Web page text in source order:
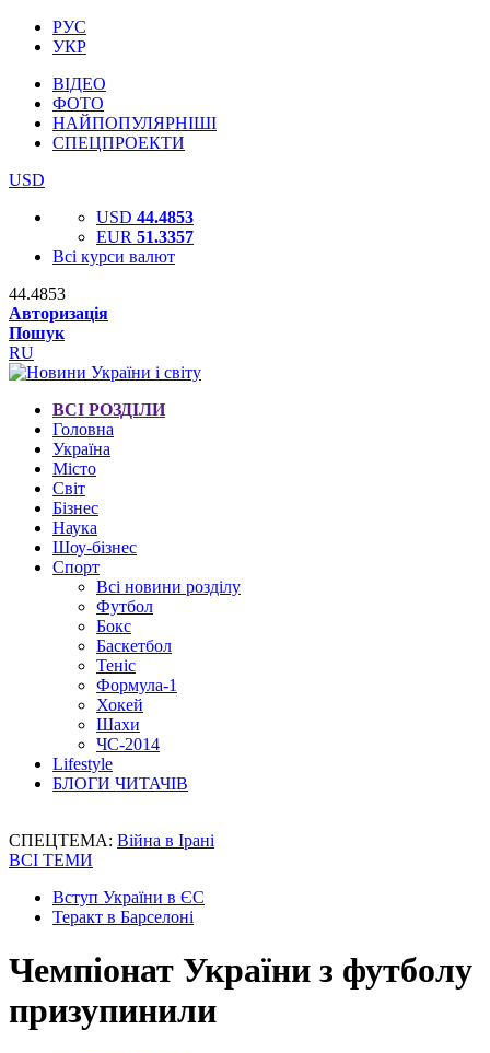
РУС
УКР
ВІДЕО
ФОТО
НАЙПОПУЛЯРНІШІ
СПЕЦПРОЕКТИ
USD
USD 44.4853
EUR 51.3357
Всі курси валют
44.4853
Авторизація
Пошук
RU
ВСІ РОЗДІЛИ
Головна
Україна
Місто
Світ
Бізнес
Наука
Шоу-бізнес
Спорт
Всі новини розділу
Футбол
Бокс
Баскетбол
Теніс
Формула-1
Хокей
Шахи
ЧС-2014
Lifestyle
БЛОГИ ЧИТАЧІВ
СПЕЦТЕМА: Війна в Ірані
ВСІ ТЕМИ
Вступ України в ЄС
Теракт в Барселоні
Чемпіонат України з футболу
призупинили